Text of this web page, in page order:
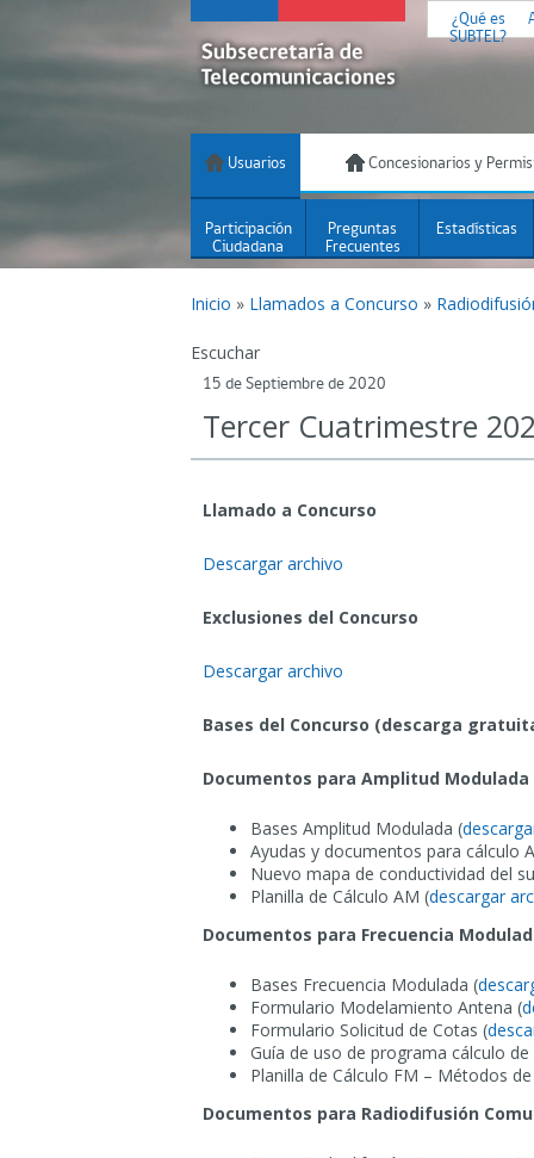
¿Qué es
SUBTEL?
Usuarios Concesionarios y
Participación
Ciudadana
Preguntas
Frecuentes
Estadísticas
Inicio » Llamados a Concurso »
Escuchar
15 de Septiembre de 2020
Tercer Cuatrimestre
Llamado a Concurso
Descargar archivo
Exclusiones del Concurso
Descargar archivo
Bases del Concurso (descarga
Documentos para Amplitud Modulada
Bases Amplitud Modulada (
Ayudas y documentos para cálculo
Nuevo mapa de conductividad del
Planilla de Cálculo AM (descargar
Documentos para Frecuencia
Bases Frecuencia Modulada (
Formulario Modelamiento Antena (
Formulario Solicitud de Cotas (
Guía de uso de programa cálculo
Planilla de Cálculo FM – Métodos
Documentos para Radiodifusión